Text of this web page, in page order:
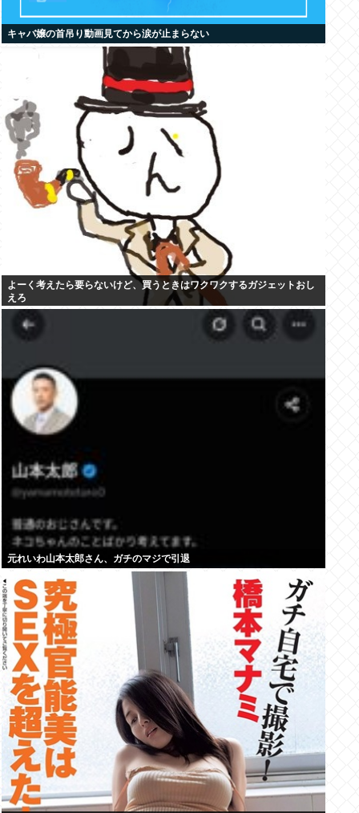
キャバ嬢の首吊り動画見てから涙が止まらない
よーく考えたら要らないけど、買うときはワクワクするガジェットおし
えろ
元れいわ山本太郎さん、ガチのマジで引退